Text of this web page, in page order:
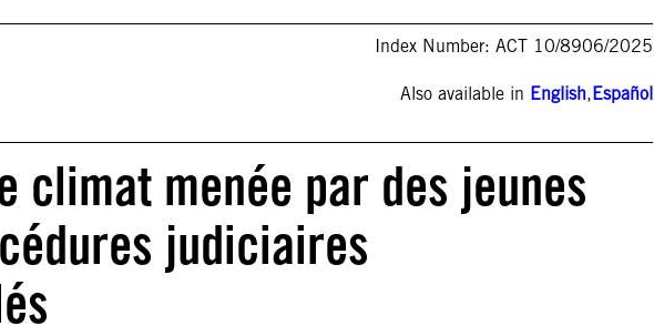
Index Number: ACT 10/8906/2025
Also available in English,Español
climat menée par des jeunes
judiciaires